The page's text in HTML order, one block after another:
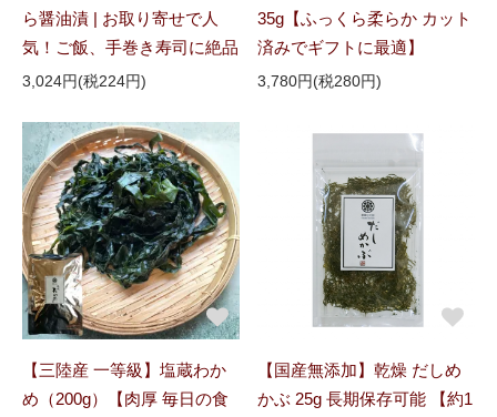
ら醤油漬 | お取り寄せで人
気！ご飯、手巻き寿司に絶品
3,024円(税224円)
35g【ふっくら柔らか カット
済みでギフトに最適】
3,780円(税280円)
【三陸産 一等級】塩蔵わか
め（200g）【肉厚 毎日の食
【国産無添加】乾燥 だしめ
かぶ 25g 長期保存可能 【約1